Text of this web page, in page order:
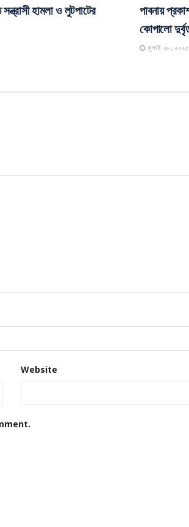
সন্ত্রাসী হামলা ও লুটপাটের
পাবনায়
কোপালো
জুলাই ২৮, ২০২৫
Website